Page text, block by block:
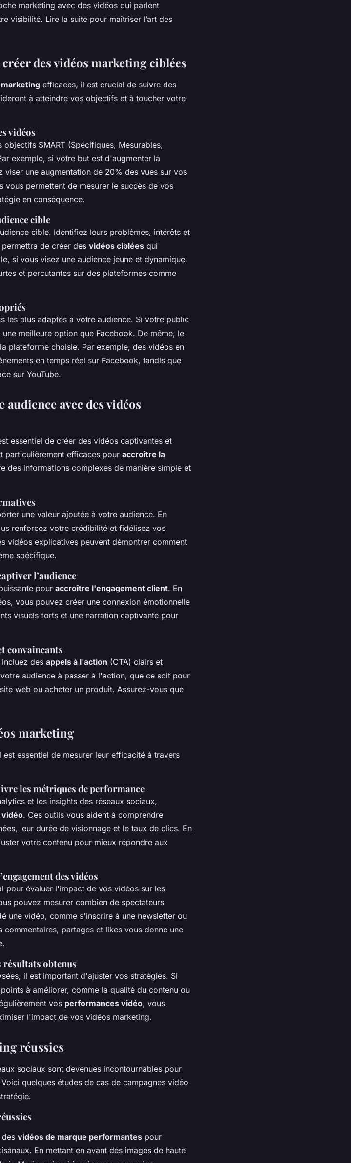
marketing avec des vidéos qui parlent
visibilité. Lire la suite pour maîtriser l’art des
des vidéos marketing ciblées
efficaces, il est crucial de suivre des
à atteindre vos objectifs et à toucher votre
vidéos
SMART (Spécifiques, Mesurables,
exemple, si votre but est d'augmenter la
une augmentation de 20% des vues sur vos
permettent de mesurer le succès de vos
en conséquence.
cible
cible. Identifiez leurs problèmes, intérêts et
de créer des vidéos ciblées qui
si vous visez une audience jeune et dynamique,
et percutantes sur des plateformes comme
les plus adaptés à votre audience. Si votre public
meilleure option que Facebook. De même, le
plateforme choisie. Par exemple, des vidéos en
en temps réel sur Facebook, tandis que
sur YouTube.
avec des vidéos
essentiel de créer des vidéos captivantes et
particulièrement efficaces pour accroître la
des informations complexes de manière simple et
une valeur ajoutée à votre audience. En
renforcez votre crédibilité et fidélisez vos
vidéos explicatives peuvent démontrer comment
spécifique.
l’audience
pour accroître l'engagement client. En
vous pouvez créer une connexion émotionnelle
visuels forts et une narration captivante pour
convaincants
des appels à l'action (CTA) clairs et
audience à passer à l'action, que ce soit pour
web ou acheter un produit. Assurez-vous que
marketing
est essentiel de mesurer leur efficacité à travers
les métriques de performance
et les insights des réseaux sociaux,
. Ces outils vous aident à comprendre
leur durée de visionnage et le taux de clics. En
votre contenu pour mieux répondre aux
des vidéos
pour évaluer l'impact de vos vidéos sur les
pouvez mesurer combien de spectateurs
une vidéo, comme s'inscrire à une newsletter ou
partages et likes vous donne une
résultats obtenus
il est important d'ajuster vos stratégies. Si
à améliorer, comme la qualité du contenu ou
vos performances vidéo, vous
l'impact de vos vidéos marketing.
réussies
sociaux sont devenues incontournables pour
quelques études de cas de campagnes vidéo
des vidéos de marque performantes pour
En mettant en avant des images de haute